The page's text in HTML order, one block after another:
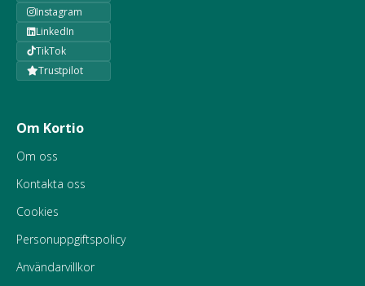
Instagram
LinkedIn
TikTok
Trustpilot
Om Kortio
Om oss
Kontakta oss
Cookies
Personuppgiftspolicy
Användarvillkor